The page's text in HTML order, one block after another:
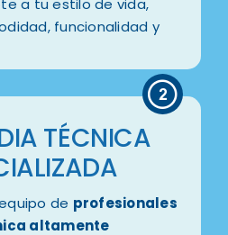
a tu estilo de vida,
funcionalidad y
TÉCNICA
de profesionales
altamente